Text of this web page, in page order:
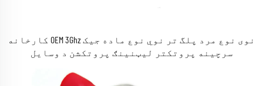
کارخانه OEM 3Ghz نوی نوع مرد پلگ تر نوي نوع ماده جیک
سرچینه پروتکتر لیټنینګ پروتکشن د وسایل